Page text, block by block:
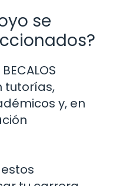
se
tutorías,
y, en